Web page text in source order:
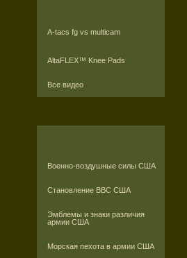
A-tacs fg vs multicam
AltaFLEX™ Knee Pads
Все видео
Военно-воздушные силы США
Становление ВВС США
Эмблемы и знаки различия
армии США
Морская пехота в армии США